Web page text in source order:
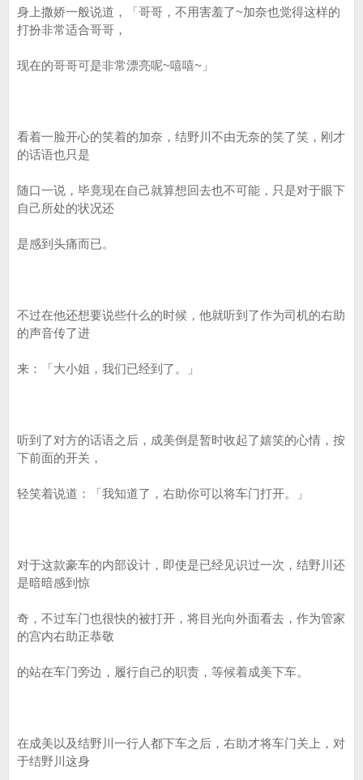
身上撒娇一般说道，「哥哥，不用害羞了~加奈也觉得这样的
打扮非常适合哥哥，
现在的哥哥可是非常漂亮呢~嘻嘻~」
看着一脸开心的笑着的加奈，结野川不由无奈的笑了笑，刚才
的话语也只是
随口一说，毕竟现在自己就算想回去也不可能，只是对于眼下
自己所处的状况还
是感到头痛而已。
不过在他还想要说些什么的时候，他就听到了作为司机的右助
的声音传了进
来：「大小姐，我们已经到了。」
听到了对方的话语之后，成美倒是暂时收起了嬉笑的心情，按
下前面的开关，
轻笑着说道：「我知道了，右助你可以将车门打开。」
对于这款豪车的内部设计，即使是已经见识过一次，结野川还
是暗暗感到惊
奇，不过车门也很快的被打开，将目光向外面看去，作为管家
的宫内右助正恭敬
的站在车门旁边，履行自己的职责，等候着成美下车。
在成美以及结野川一行人都下车之后，右助才将车门关上，对
于结野川这身